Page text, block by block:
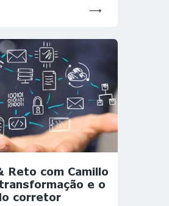
Reto com Camillo
e o
corretor